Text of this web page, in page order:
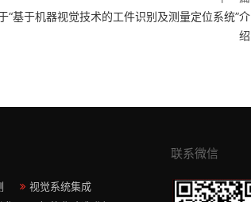
“基于机器视觉技术的工件识别及测量定位系统”介
绍
视觉系统集成
联系微信